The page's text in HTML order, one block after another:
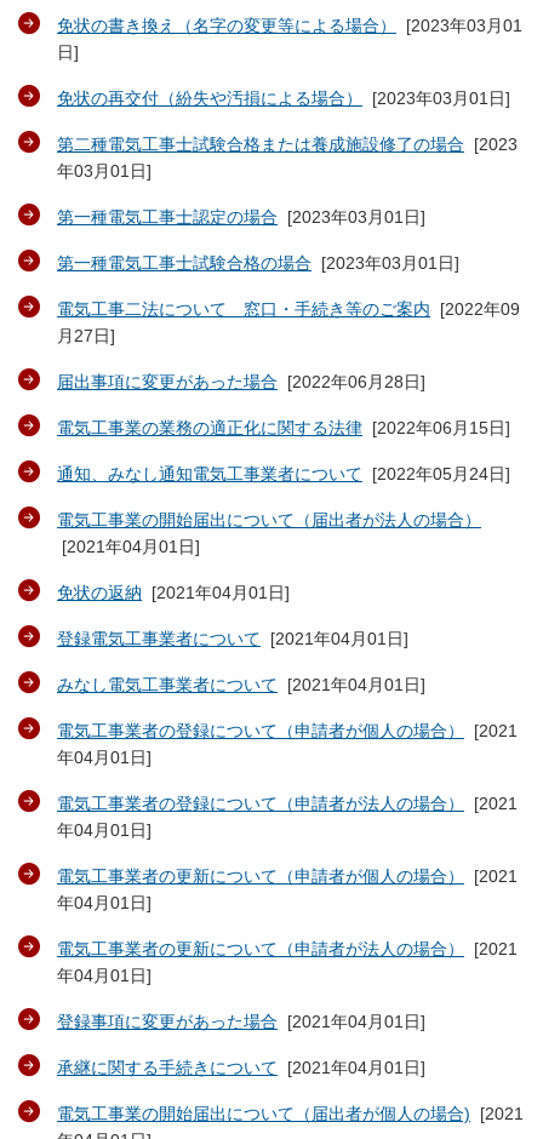
免状の書き換え（名字の変更等による場合） [2023年03月01
日]
免状の再交付（紛失や汚損による場合） [2023年03月01日]
第二種電気工事士試験合格または養成施設修了の場合 [2023
年03月01日]
第一種電気工事士認定の場合 [2023年03月01日]
第一種電気工事士試験合格の場合 [2023年03月01日]
電気工事二法について 窓口・手続き等のご案内 [2022年09
月27日]
届出事項に変更があった場合 [2022年06月28日]
電気工事業の業務の適正化に関する法律 [2022年06月15日]
通知、みなし通知電気工事業者について [2022年05月24日]
電気工事業の開始届出について（届出者が法人の場合）
[2021年04月01日]
免状の返納 [2021年04月01日]
登録電気工事業者について [2021年04月01日]
みなし電気工事業者について [2021年04月01日]
電気工事業者の登録について（申請者が個人の場合） [2021
年04月01日]
電気工事業者の登録について（申請者が法人の場合） [2021
年04月01日]
電気工事業者の更新について（申請者が個人の場合） [2021
年04月01日]
電気工事業者の更新について（申請者が法人の場合） [2021
年04月01日]
登録事項に変更があった場合 [2021年04月01日]
承継に関する手続きについて [2021年04月01日]
電気工事業の開始届出について（届出者が個人の場合) [2021